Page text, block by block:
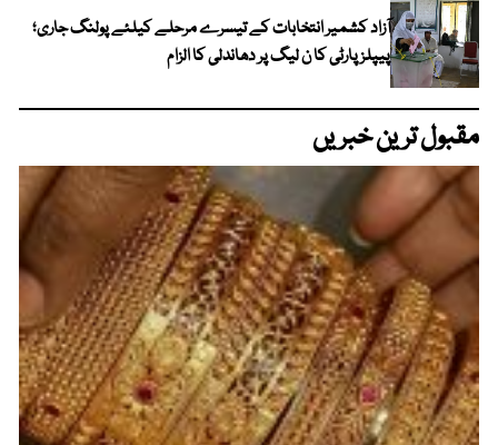
آزاد کشمیر انتخابات کے تیسرے مرحلے کیلئے پولنگ جاری؛
پیپلز پارٹی کا ن لیگ پر دھاندلی کا الزام
مقبول ترین خبریں